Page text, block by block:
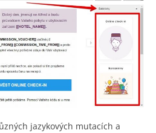
jazykových mutacích a